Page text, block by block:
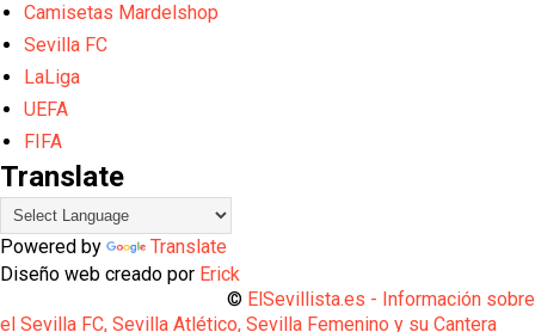
Camisetas Mardelshop
Sevilla FC
LaLiga
UEFA
FIFA
Translate
Powered by
Translate
Diseño web creado por Erick
© ElSevillista.es - Información sobre
el Sevilla FC, Sevilla Atlético, Sevilla Femenino y su Cantera